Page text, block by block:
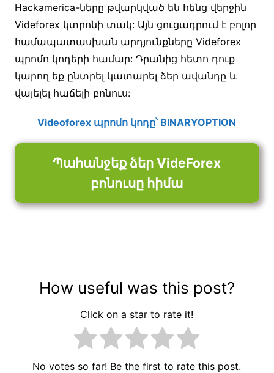
Hackamerica-ները թվարկված են հենց վերջին
Videforex կտրոնի տակ: Այն ցուցադրում է բոլոր
համապատասխան արդյունքները Videforex
պրոմո կոդերի համար: Դրանից հետո դուք
կարող եք ընտրել կատարել ձեր ավանդը և
վայելել հաճելի բոնուս:
Videoforex պրոմո կոդը՝ BINARYOPTION
Պահանջեք ձեր VideForex
բոնուսը հիմա
How useful was this post?
Click on a star to rate it!
No votes so far! Be the first to rate this post.